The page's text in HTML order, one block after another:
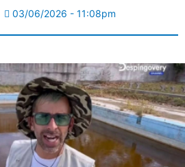
03/06/2026 - 11:08pm